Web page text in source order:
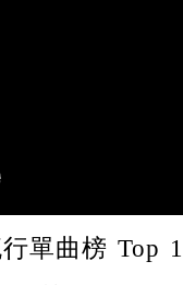
單曲榜 Top